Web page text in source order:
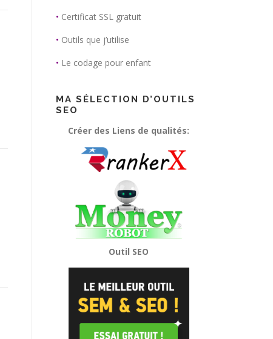
• Certificat SSL gratuit
• Outils que j’utilise
• Le codage pour enfant
MA SÉLECTION D’OUTILS
SEO
Créer des Liens de qualités:
Outil SEO